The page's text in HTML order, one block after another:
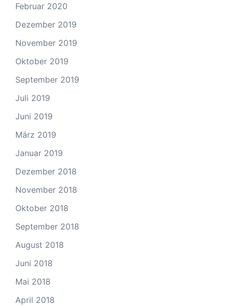
Februar 2020
Dezember 2019
November 2019
Oktober 2019
September 2019
Juli 2019
Juni 2019
März 2019
Januar 2019
Dezember 2018
November 2018
Oktober 2018
September 2018
August 2018
Juni 2018
Mai 2018
April 2018